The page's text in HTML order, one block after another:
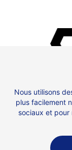
Nous utilisons
plus facilement
sociaux et